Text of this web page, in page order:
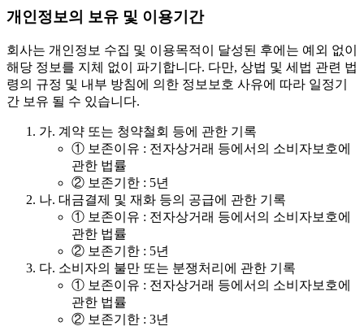
개인정보의 보유 및 이용기간
회사는 개인정보 수집 및 이용목적이 달성된 후에는 예외 없이
해당 정보를 지체 없이 파기합니다. 다만, 상법 및 세법 관련 법
령의 규정 및 내부 방침에 의한 정보보호 사유에 따라 일정기
간 보유 될 수 있습니다.
가. 계약 또는 청약철회 등에 관한 기록
① 보존이유 : 전자상거래 등에서의 소비자보호에
관한 법률
② 보존기한 : 5년
나. 대금결제 및 재화 등의 공급에 관한 기록
① 보존이유 : 전자상거래 등에서의 소비자보호에
관한 법률
② 보존기한 : 5년
다. 소비자의 불만 또는 분쟁처리에 관한 기록
① 보존이유 : 전자상거래 등에서의 소비자보호에
관한 법률
② 보존기한 : 3년